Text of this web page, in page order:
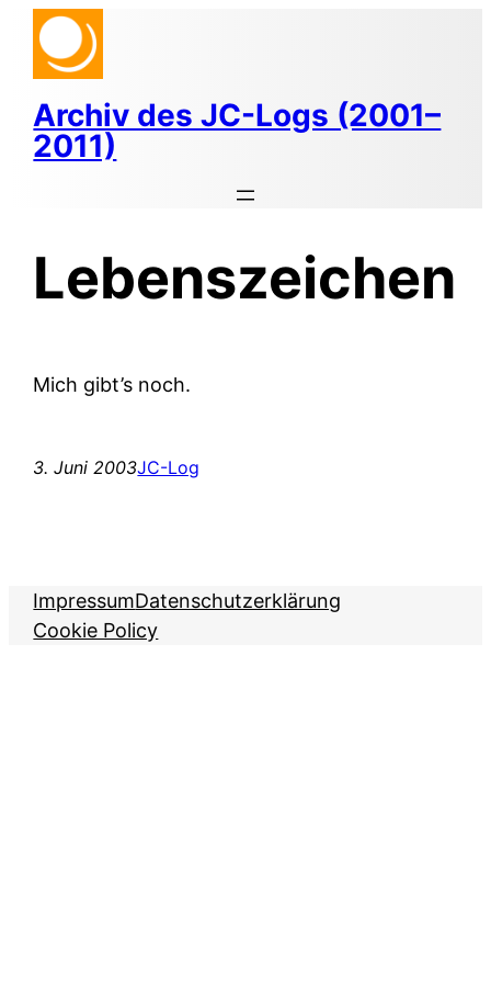
Zum
Inhalt
springen
Archiv des JC-Logs (2001–
2011)
Lebenszeichen
Mich gibt’s noch.
3. Juni 2003JC-Log
ImpressumDatenschutzerklärung
Cookie Policy